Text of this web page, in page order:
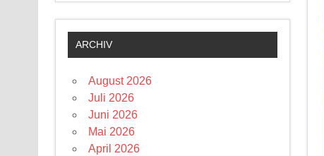
ARCHIV
August 2026
Juli 2026
Juni 2026
Mai 2026
April 2026